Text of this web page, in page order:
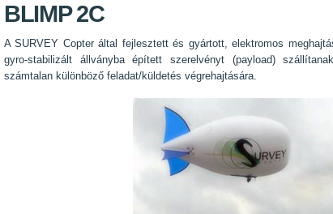
BLIMP 2C
A SURVEY Copter által fejlesztett és gyártott, elektromos
gyro-stabilizált állványba épített szerelvényt (payload)
számtalan különböző feladat/küldetés végrehajtására.